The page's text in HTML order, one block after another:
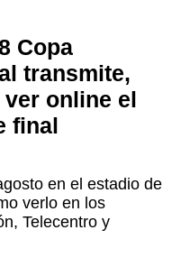
Copa
transmite,
online el
final
en el estadio de
verlo en los
Telecentro y